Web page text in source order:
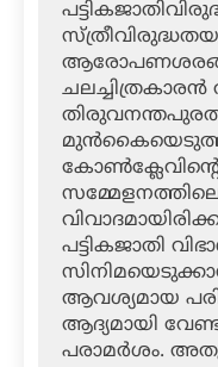
മുന്‍കൈയെടുത്തു
പട്ടികജാതി
ആവശ്യമായ
ആദ്യമായി
പരാമര്‍ശം.